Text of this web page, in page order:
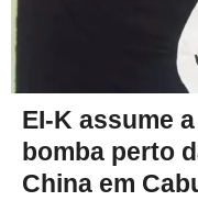
EI-K assume
bomba perto
China em